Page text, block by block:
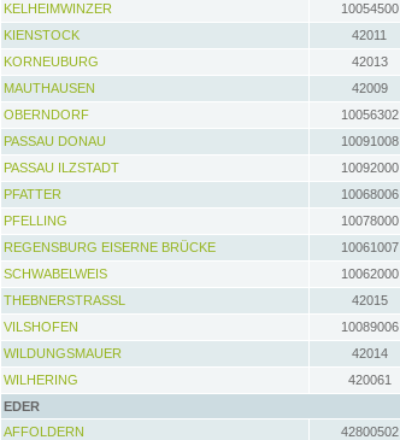
KELHEIMWINZER
10054500
KIENSTOCK
42011
KORNEUBURG
42013
MAUTHAUSEN
42009
OBERNDORF
10056302
PASSAU DONAU
10091008
PASSAU ILZSTADT
10092000
PFATTER
10068006
PFELLING
10078000
REGENSBURG EISERNE BRÜCKE
10061007
SCHWABELWEIS
10062000
THEBNERSTRASSL
42015
VILSHOFEN
10089006
WILDUNGSMAUER
42014
WILHERING
420061
EDER
AFFOLDERN
42800502